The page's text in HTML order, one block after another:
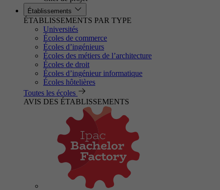
Établissements
ÉTABLISSEMENTS PAR TYPE
Universités
Écoles de commerce
Écoles d’ingénieurs
Écoles des métiers de l’architecture
Écoles de droit
Écoles d’ingénieur informatique
Écoles hôtelières
Toutes les écoles
AVIS DES ÉTABLISSEMENTS